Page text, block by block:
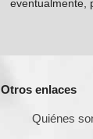
eventualmente,
Otros enlaces
Quiénes